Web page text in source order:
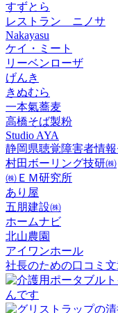
すずとら
レストラン ニノサ
Nakayasu
ケイ・ミート
リーベンローザ
げんき
きぬむら
一本氣蕎麦
高橋そば製粉
Studio AYA
静岡県聴覚障害者情
村田ボーリング技研㈱
㈱ＥＭ研究所
あり屋
五朋建設㈱
ホームナビ
北山農園
アイワンホール
社長のための口コミ